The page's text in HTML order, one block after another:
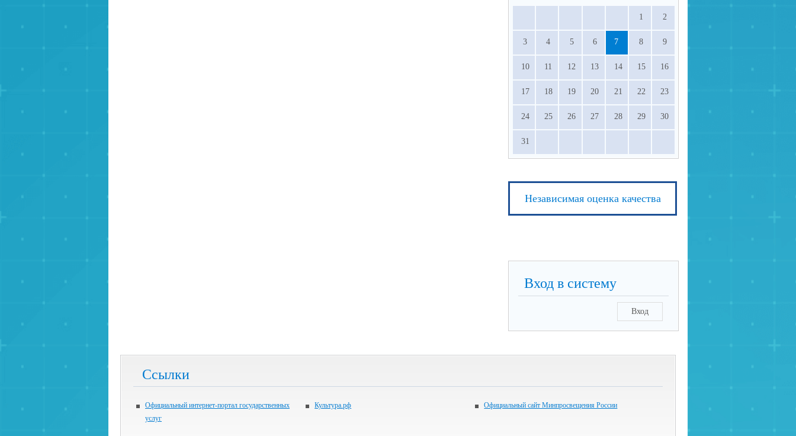
1 2
3 4 5 6 7 8 9
10 11 12 13 14 15 16
17 18 19 20 21 22 23
24 25 26 27 28 29 30
31
Независимая оценка качества
Вход в систему
Вход
Ссылки
Официальный интернет-портал государственных
услуг
Культура.рф Официальный сайт Минпросвещения России